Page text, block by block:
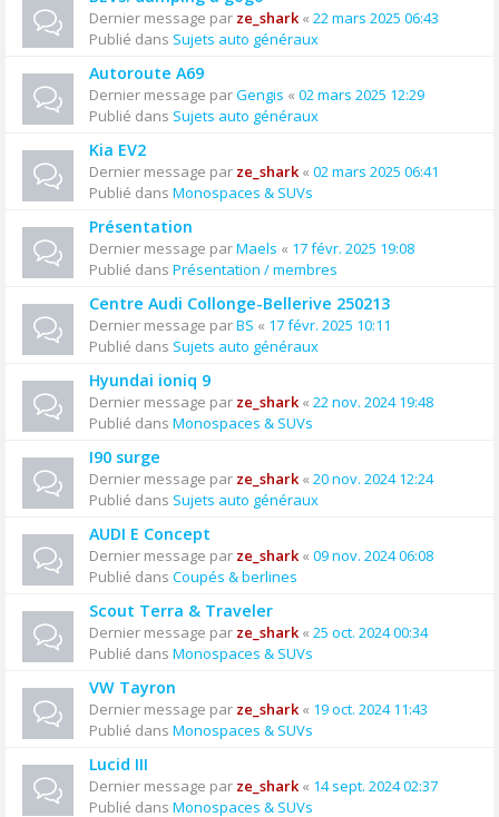
Dernier message par ze_shark« 22 mars 2025 06:43
Publié dans Sujets auto généraux
Autoroute A69
Dernier message parGengis « 02 mars 2025 12:29
Publié dans Sujets auto généraux
Kia EV2
Dernier message par ze_shark« 02 mars 2025 06:41
Publié dans Monospaces & SUVs
Présentation
Dernier message parMaels « 17 févr. 2025 19:08
Publié dans Présentation / membres
Centre Audi Collonge-Bellerive 250213
Dernier message parBS « 17 févr. 2025 10:11
Publié dans Sujets auto généraux
Hyundai ioniq 9
Dernier message par ze_shark« 22 nov. 2024 19:48
Publié dans Monospaces & SUVs
I90 surge
Dernier message par ze_shark« 20 nov. 2024 12:24
Publié dans Sujets auto généraux
AUDI E Concept
Dernier message par ze_shark« 09 nov. 2024 06:08
Publié dans Coupés & berlines
Scout Terra & Traveler
Dernier message par ze_shark« 25 oct. 2024 00:34
Publié dans Monospaces & SUVs
VW Tayron
Dernier message par ze_shark« 19 oct. 2024 11:43
Publié dans Monospaces & SUVs
Lucid III
Dernier message par ze_shark« 14 sept. 2024 02:37
Publié dans Monospaces & SUVs